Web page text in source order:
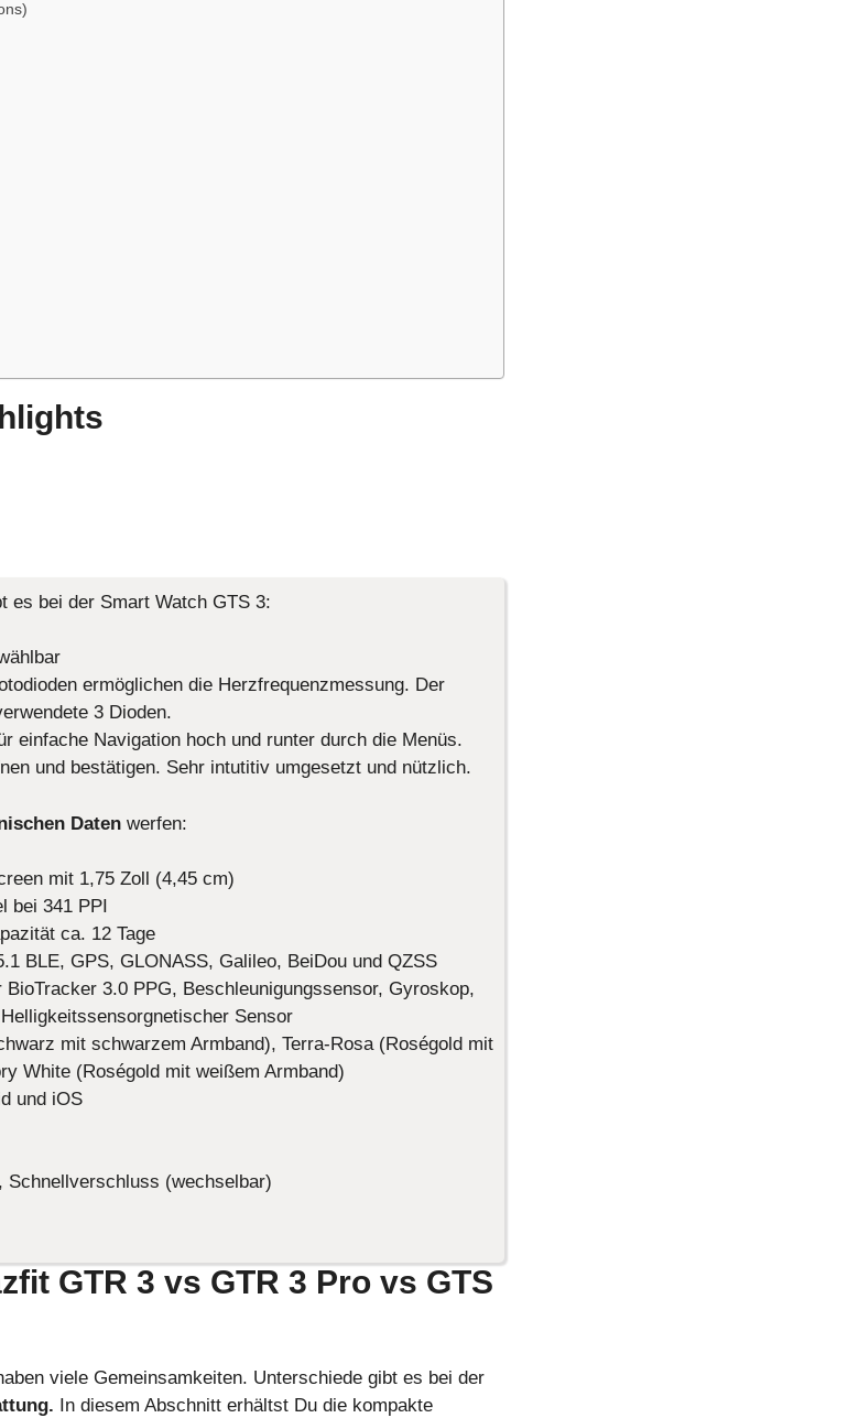
es bei der Smart Watch GTS 3:
ermöglichen die Herzfrequenzmessung. Der
3 Dioden.
einfache Navigation hoch und runter durch die Menüs.
und bestätigen. Sehr intutitiv umgesetzt und nützlich.
Daten werfen:
mit 1,75 Zoll (4,45 cm)
bei 341 PPI
ca. 12 Tage
BLE, GPS, GLONASS, Galileo, BeiDou und QZSS
3.0 PPG, Beschleunigungssensor, Gyroskop,
Sensor
mit schwarzem Armband), Terra-Rosa (Roségold mit
White (Roségold mit weißem Armband)
und iOS
Schnellverschluss (wechselbar)
GTR 3 vs GTR 3 Pro vs GTS
viele Gemeinsamkeiten. Unterschiede gibt es bei der
In diesem Abschnitt erhältst Du die kompakte